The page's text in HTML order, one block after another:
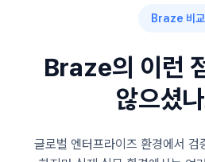
Braze 비교
Braze의 이런
않으셨
글로벌 엔터프라이즈 환경에서